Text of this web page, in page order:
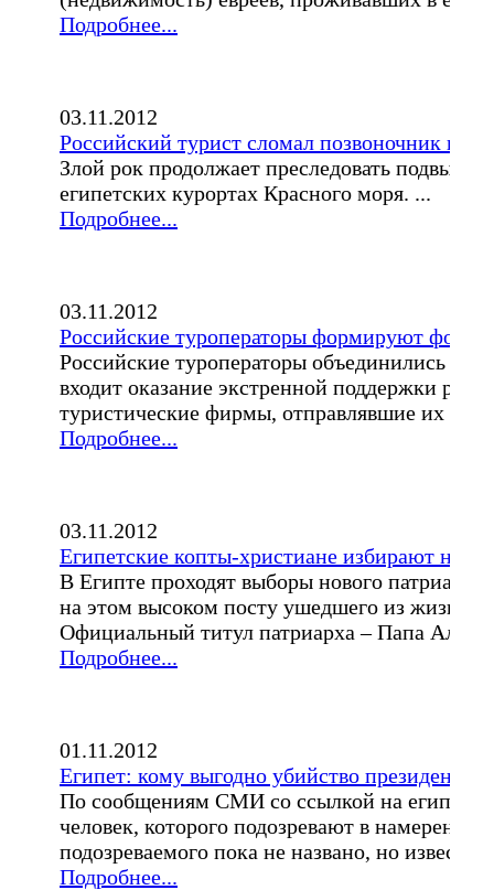
Подробнее...
03.11.2012
Российский турист сломал позвоночник во
Злой рок продолжает преследовать
египетских курортах Красного моря. ...
Подробнее...
03.11.2012
Российские туроператоры формируют фонд
Российские туроператоры объединились в
входит оказание экстренной поддержки
туристические фирмы, отправлявшие их в
Подробнее...
03.11.2012
Египетские копты-христиане избирают
В Египте проходят выборы нового
на этом высоком посту ушедшего из жизни
Официальный титул патриарха – Папа
Подробнее...
01.11.2012
Египет: кому выгодно убийство президента
По сообщениям СМИ со ссылкой на
человек, которого подозревают в
подозреваемого пока не названо, но
Подробнее...